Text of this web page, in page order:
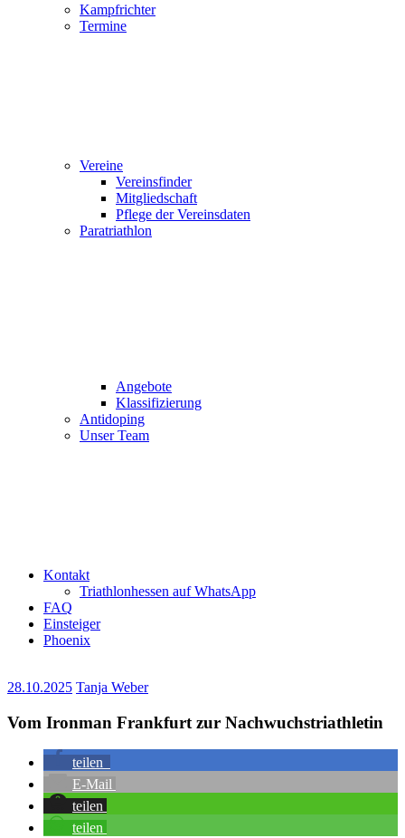
Kampfrichter
Termine
Vereine
Vereinsfinder
Mitgliedschaft
Pflege der Vereinsdaten
Paratriathlon
Angebote
Klassifizierung
Antidoping
Unser Team
Kontakt
Triathlonhessen auf WhatsApp
FAQ
Einsteiger
Phoenix
28.10.2025 Tanja Weber
Vom Ironman Frankfurt zur Nachwuchstriathletin
teilen
E-Mail
teilen
teilen